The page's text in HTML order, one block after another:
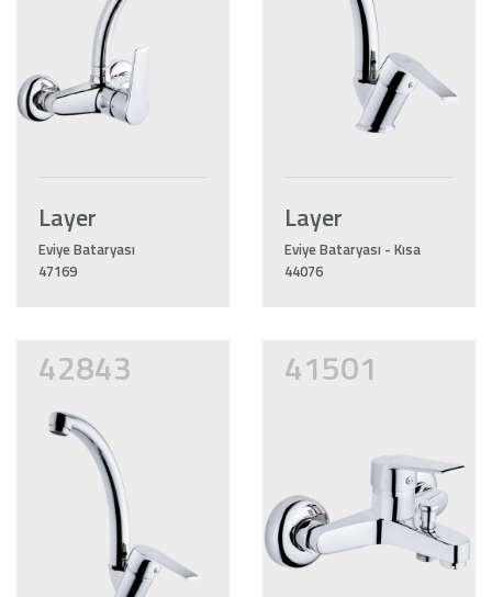
Layer
Eviye Bataryası
47169
Layer
Eviye Bataryası - Kısa
44076
42843 41501